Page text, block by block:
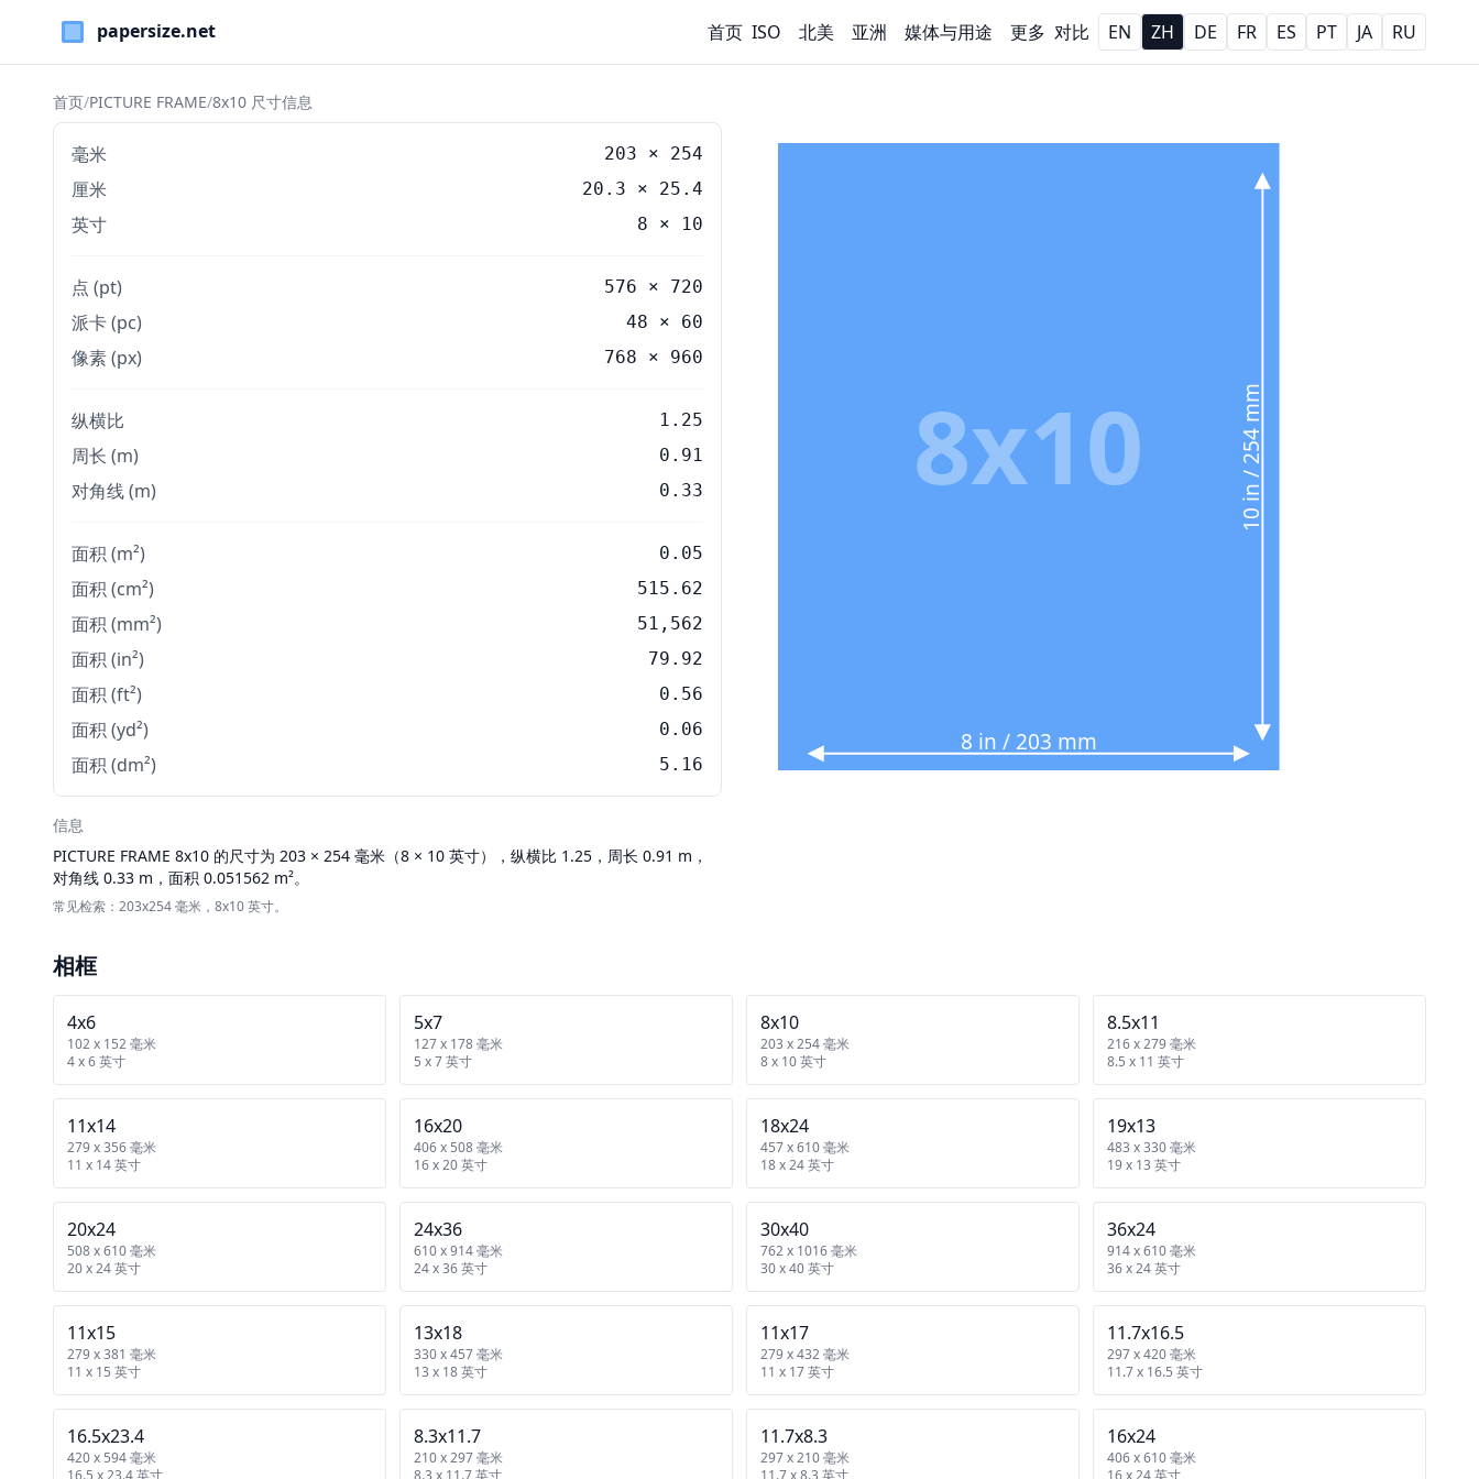
Paper Sizes 首页 ISO 北美 亚洲 媒体与用途 更多 对比 EN ZH DE FR ES PT JA RU
首页/PICTURE FRAME/8x10 尺寸信息
毫米 203 × 254
厘米 20.3 × 25.4
英寸 8 × 10
点 (pt) 576 × 720
派卡 (pc) 48 × 60
像素 (px) 768 × 960
纵横比 1.25
周长 (m) 0.91
对角线 (m) 0.33
面积 (m²) 0.05
面积 (cm²) 515.62
面积 (mm²) 51,562
面积 (in²) 79.92
面积 (ft²) 0.56
面积 (yd²) 0.06
面积 (dm²) 5.16
信息
PICTURE FRAME 8x10 的尺寸为 203 × 254 毫米（8 × 10 英寸），纵横比 1.25，周长 0.91 m，
对角线 0.33 m，面积 0.051562 m²。
常见检索：203x254 毫米，8x10 英寸。
8 in / 203 mm
10 in / 254 mm
8x10
相框
4x6
102 x 152 毫米
4 x 6 英寸
5x7
127 x 178 毫米
5 x 7 英寸
8x10
203 x 254 毫米
8 x 10 英寸
8.5x11
216 x 279 毫米
8.5 x 11 英寸
11x14
279 x 356 毫米
11 x 14 英寸
16x20
406 x 508 毫米
16 x 20 英寸
18x24
457 x 610 毫米
18 x 24 英寸
19x13
483 x 330 毫米
19 x 13 英寸
20x24
508 x 610 毫米
20 x 24 英寸
24x36
610 x 914 毫米
24 x 36 英寸
30x40
762 x 1016 毫米
30 x 40 英寸
36x24
914 x 610 毫米
36 x 24 英寸
11x15
279 x 381 毫米
11 x 15 英寸
13x18
330 x 457 毫米
13 x 18 英寸
11x17
279 x 432 毫米
11 x 17 英寸
11.7x16.5
297 x 420 毫米
11.7 x 16.5 英寸
16.5x23.4
420 x 594 毫米
16.5 x 23.4 英寸
8.3x11.7
210 x 297 毫米
8.3 x 11.7 英寸
11.7x8.3
297 x 210 毫米
11.7 x 8.3 英寸
16x24
406 x 610 毫米
16 x 24 英寸